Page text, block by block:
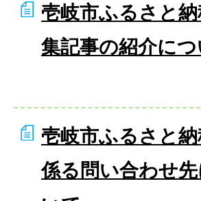
壱岐市ふるさと
集記事の紹介につ
壱岐市ふるさと
係る問い合わせ